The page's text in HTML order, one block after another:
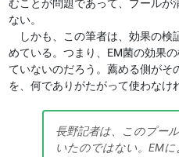
むことが問題であって、プールが
ない。
しかも、この筆者は、効果の検
めている。つまり、EM菌の効果
ていないのだろう。薦める側がそ
を、何でありがたがって使わなけ
長野記者は、このプー
いたのではない。EMに